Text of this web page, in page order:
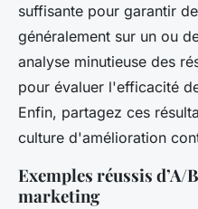
suffisante pour garantir
généralement sur un ou
analyse minutieuse des
pour évaluer l'efficacité
Enfin, partagez ces
culture d'amélioration
Exemples réussis d’A/
marketing